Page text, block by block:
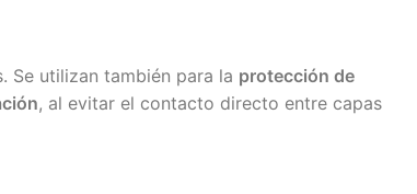
Se utilizan también para la protección de
, al evitar el contacto directo entre capas